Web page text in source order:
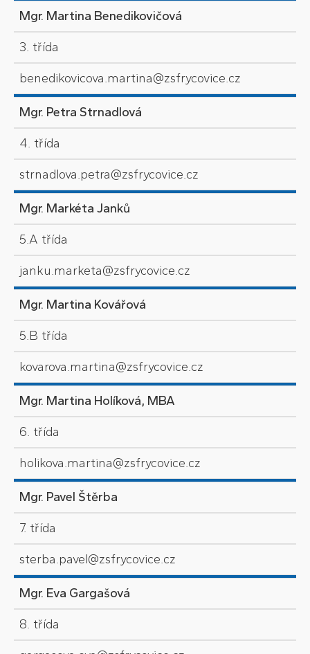
Mgr. Martina Benedikovičová
3. třída
benedikovicova.martina@zsfrycovice.cz
Mgr. Petra Strnadlová
4. třída
strnadlova.petra@zsfrycovice.cz
Mgr. Markéta Janků
5.A třída
janku.marketa@zsfrycovice.cz
Mgr. Martina Kovářová
5.B třída
kovarova.martina@zsfrycovice.cz
Mgr. Martina Holíková, MBA
6. třída
holikova.martina@zsfrycovice.cz
Mgr. Pavel Štěrba
7. třída
sterba.pavel@zsfrycovice.cz
Mgr. Eva Gargašová
8. třída